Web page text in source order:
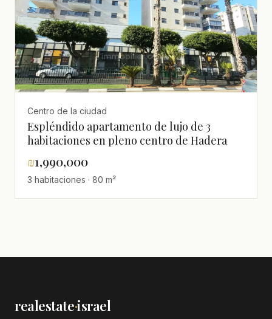
Centro de la ciudad
Espléndido apartamento de lujo de 3
habitaciones en pleno centro de Hadera
₪1,990,000
3 habitaciones · 80 m²
realestate·israel